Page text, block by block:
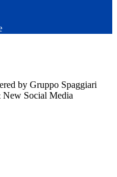
by Gruppo Spaggiari
Social Media